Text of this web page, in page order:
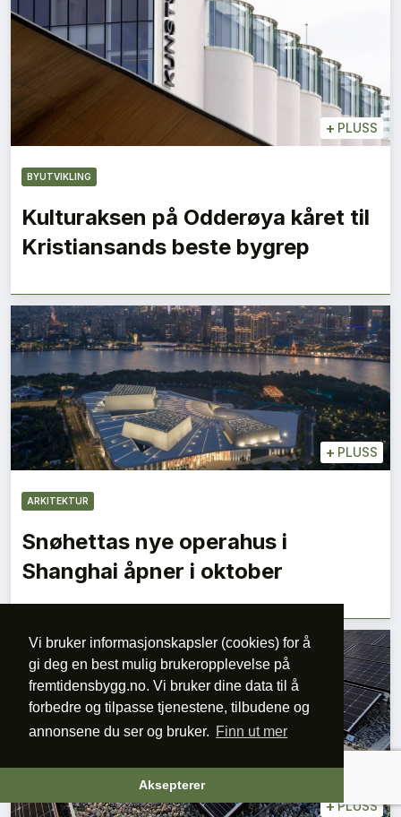
Vi bruker informasjonskapsler (cookies) for å
gi deg en best mulig brukeropplevelse på
fremtidensbygg.no. Vi bruker dine data til å
forbedre og tilpasse tjenestene, tilbudene og
annonsene du ser og bruker. Finn ut mer
Aksepterer
+ PLUSS
BYUTVIKLING
Kulturaksen på Odderøya kåret til
Kristiansands beste bygrep
+ PLUSS
ARKITEKTUR
Snøhettas nye operahus i
Shanghai åpner i oktober
+PLUSS